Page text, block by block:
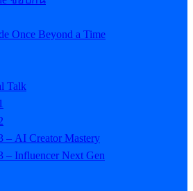
Once Beyond a Time
Talk
AI Creator Mastery
Influencer Next Gen